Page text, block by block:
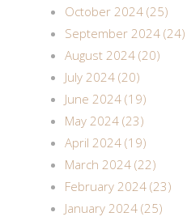
October 2024 (25)
September 2024 (24)
August 2024 (20)
July 2024 (20)
June 2024 (19)
May 2024 (23)
April 2024 (19)
March 2024 (22)
February 2024 (23)
January 2024 (25)